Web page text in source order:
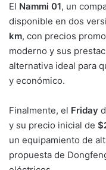
El Nammi 01, un
disponible en dos
km, con precios
moderno y sus
alternativa ideal para
y económico.
Finalmente, el Friday
y su precio inicial de
un equipamiento de
propuesta de